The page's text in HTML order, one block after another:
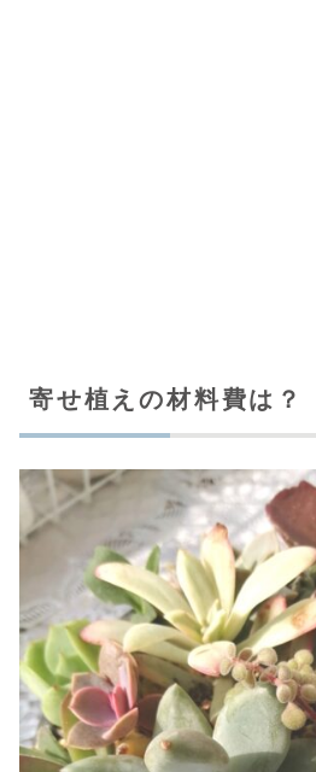
寄せ植えの材料費は？